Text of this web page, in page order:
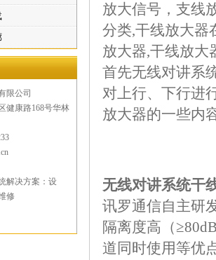
限公司
健康路168号华林
解决方案：设
修
放大信号，支线
分类,干线放大器
放大器,干线放大
首先无线对讲系
对上行、下行进
放大器的一些内
无线对讲系统干
讯罗通信自主研
隔离度高（
道同时使用等优